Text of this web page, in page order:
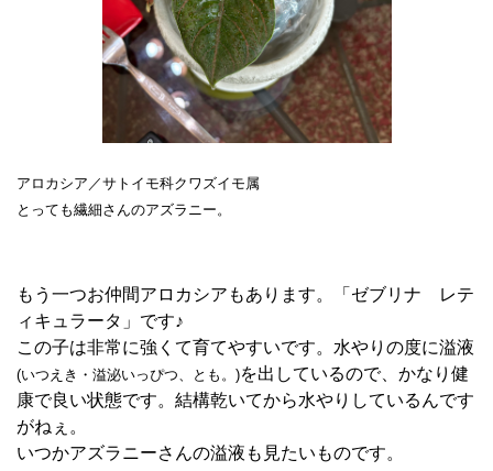
アロカシア／サトイモ科クワズイモ属
とっても繊細さんのアズラニー。
もう一つお仲間アロカシアもあります。「ゼブリナ レテ
ィキュラータ」です♪
この子は非常に強くて育てやすいです。水やりの度に溢液
(いつえき・ 溢泌いっぴつ、とも。)を出しているので、かなり健
康で良い状態です。結構乾いてから水やりしているんです
がねぇ。
いつかアズラニーさんの溢液も見たいものです。